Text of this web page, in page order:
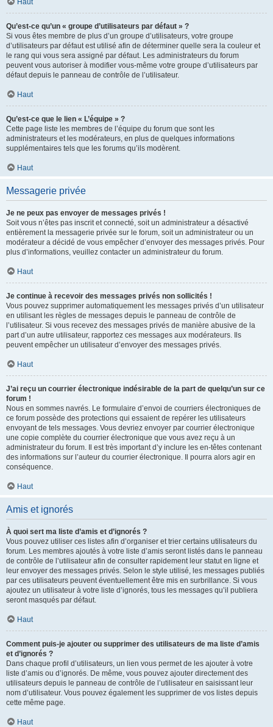
Haut
Qu’est-ce qu’un « groupe d’utilisateurs par défaut » ?
Si vous êtes membre de plus d’un groupe d’utilisateurs, votre groupe
d’utilisateurs par défaut est utilisé afin de déterminer quelle sera la couleur et
le rang qui vous sera assigné par défaut. Les administrateurs du forum
peuvent vous autoriser à modifier vous-même votre groupe d’utilisateurs par
défaut depuis le panneau de contrôle de l’utilisateur.
Haut
Qu’est-ce que le lien « L’équipe » ?
Cette page liste les membres de l’équipe du forum que sont les
administrateurs et les modérateurs, en plus de quelques informations
supplémentaires tels que les forums qu’ils modèrent.
Haut
Messagerie privée
Je ne peux pas envoyer de messages privés !
Soit vous n’êtes pas inscrit et connecté, soit un administrateur a désactivé
entièrement la messagerie privée sur le forum, soit un administrateur ou un
modérateur a décidé de vous empêcher d’envoyer des messages privés. Pour
plus d’informations, veuillez contacter un administrateur du forum.
Haut
Je continue à recevoir des messages privés non sollicités !
Vous pouvez supprimer automatiquement les messages privés d’un utilisateur
en utilisant les règles de messages depuis le panneau de contrôle de
l’utilisateur. Si vous recevez des messages privés de manière abusive de la
part d’un autre utilisateur, rapportez ces messages aux modérateurs. Ils
peuvent empêcher un utilisateur d’envoyer des messages privés.
Haut
J’ai reçu un courrier électronique indésirable de la part de quelqu’un sur ce
forum !
Nous en sommes navrés. Le formulaire d’envoi de courriers électroniques de
ce forum possède des protections qui essaient de repérer les utilisateurs
envoyant de tels messages. Vous devriez envoyer par courrier électronique
une copie complète du courrier électronique que vous avez reçu à un
administrateur du forum. Il est très important d’y inclure les en-têtes contenant
des informations sur l’auteur du courrier électronique. Il pourra alors agir en
conséquence.
Haut
Amis et ignorés
À quoi sert ma liste d’amis et d’ignorés ?
Vous pouvez utiliser ces listes afin d’organiser et trier certains utilisateurs du
forum. Les membres ajoutés à votre liste d’amis seront listés dans le panneau
de contrôle de l’utilisateur afin de consulter rapidement leur statut en ligne et
leur envoyer des messages privés. Selon le style utilisé, les messages publiés
par ces utilisateurs peuvent éventuellement être mis en surbrillance. Si vous
ajoutez un utilisateur à votre liste d’ignorés, tous les messages qu’il publiera
seront masqués par défaut.
Haut
Comment puis-je ajouter ou supprimer des utilisateurs de ma liste d’amis
et d’ignorés ?
Dans chaque profil d’utilisateurs, un lien vous permet de les ajouter à votre
liste d’amis ou d’ignorés. De même, vous pouvez ajouter directement des
utilisateurs depuis le panneau de contrôle de l’utilisateur en saisissant leur
nom d’utilisateur. Vous pouvez également les supprimer de vos listes depuis
cette même page.
Haut